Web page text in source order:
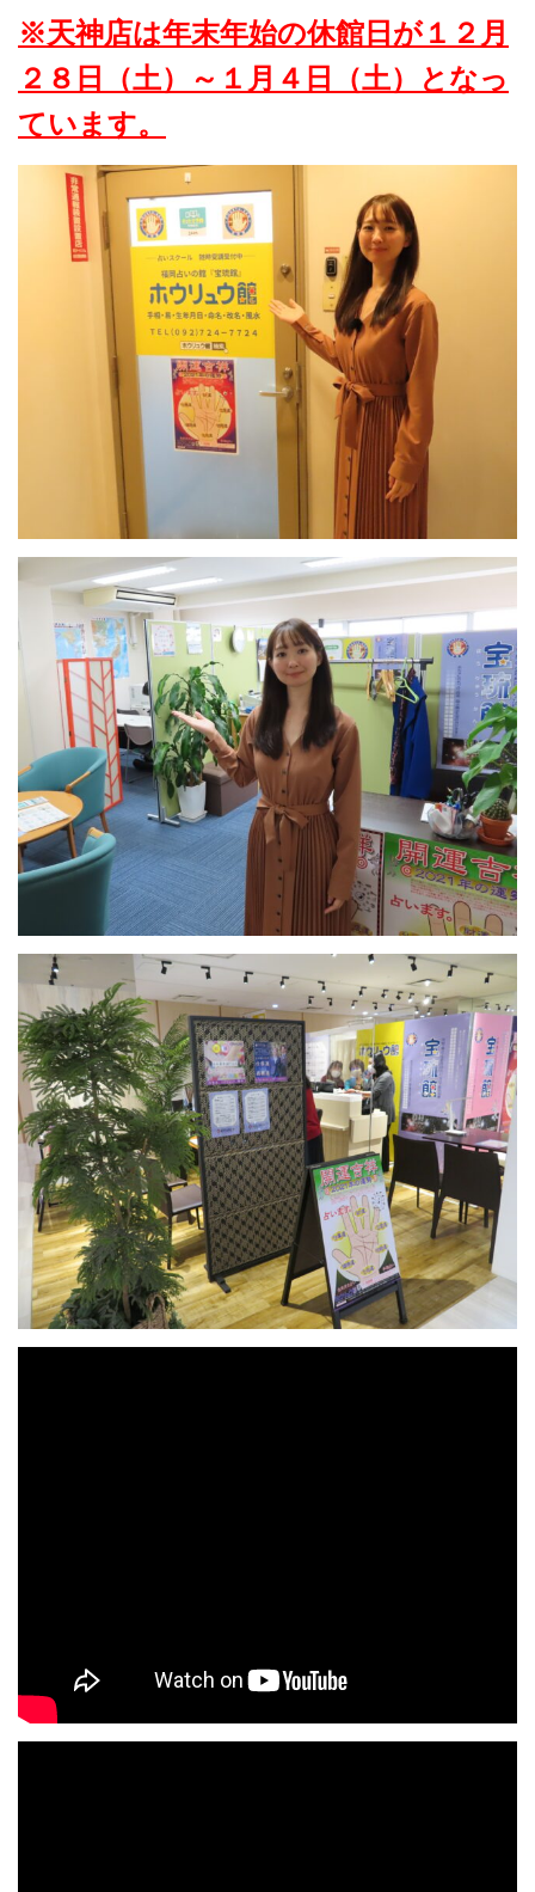
※天神店は年末年始の休館日が１２月
２８日（土）～１月４日（土）となっ
ています。